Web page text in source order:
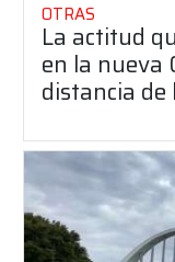
OTRAS
La actitud
en la nueva
distancia